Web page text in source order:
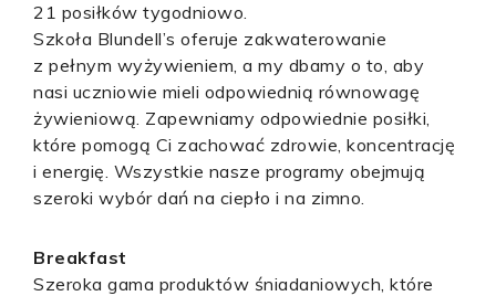
21 posiłków tygodniowo.
Szkoła Blundell’s oferuje zakwaterowanie
z pełnym wyżywieniem, a my dbamy o to, aby
nasi uczniowie mieli odpowiednią równowagę
żywieniową. Zapewniamy odpowiednie posiłki,
które pomogą Ci zachować zdrowie, koncentrację
i energię. Wszystkie nasze programy obejmują
szeroki wybór dań na ciepło i na zimno.
Breakfast
Szeroka gama produktów śniadaniowych, które